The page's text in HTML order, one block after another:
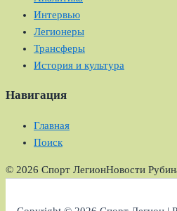
Интервью
Легионеры
Трансферы
История и культура
Навигация
Главная
Поиск
© 2026 Спорт ЛегионНовости